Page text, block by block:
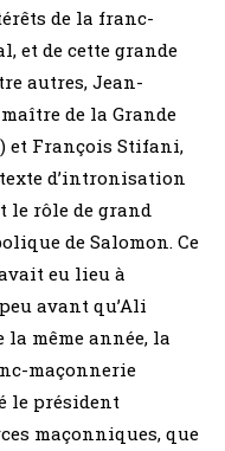
de la franc-
et de cette grande
autres, Jean-
de la Grande
et François Stifani,
d’intronisation
le rôle de grand
de Salomon. Ce
eu lieu à
avant qu’Ali
la même année, la
maçonnerie
le président
maçonniques, que